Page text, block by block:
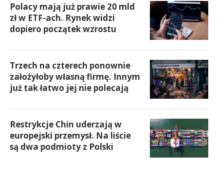
Polacy mają już prawie 20 mld
zł w ETF-ach. Rynek widzi
dopiero początek wzrostu
Trzech na czterech ponownie
założyłoby własną firmę. Innym
już tak łatwo jej nie polecają
Restrykcje Chin uderzają w
europejski przemysł. Na liście
są dwa podmioty z Polski